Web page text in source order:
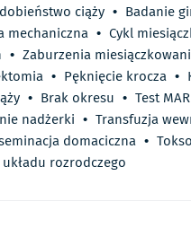
ciąży • Badanie
mechaniczna • Cykl
• Zaburzenia
• Pęknięcie krocza •
• Brak okresu • Test MAR
nadżerki • Transfuzja
domaciczna •
rozrodczego